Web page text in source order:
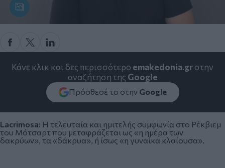
Κάνε κλικ και δες περισσότερο emakedonia.grστην
αναζήτηση της Google
Πρόσθεσέ το στην Google
Lacrimosa: Η τελευταία και ημιτελής συμφωνία στο Ρέκβιεμ
του Μότσαρτ που μεταφράζεται ως «η ημέρα των
δακρύων», τα «δάκρυα», ή ίσως «η γυναίκα κλαίουσα».